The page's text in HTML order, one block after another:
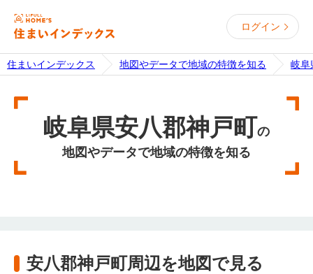
ログイン
住まいインデックス 地図やデータで地域の特徴を知る 岐阜
岐阜県安八郡神戸町の
地図やデータで地域の特徴を知る
安八郡神戸町周辺を地図で見る